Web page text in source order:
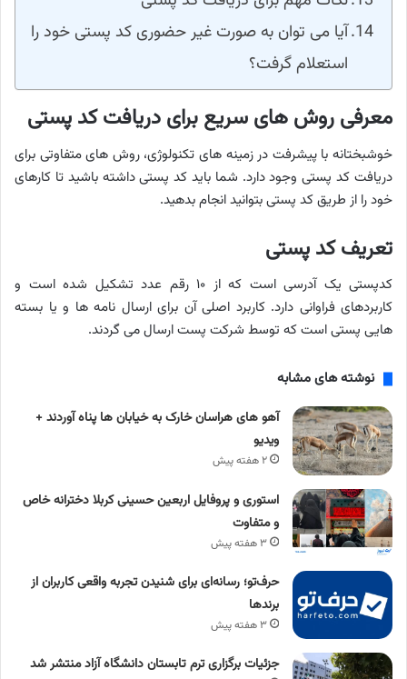
آیا می توان به صورت غیر حضوری کد پستی خود را
استعلام گرفت؟
معرفی روش های سریع برای دریافت کد پستی
خوشبختانه با پیشرفت در زمینه های تکنولوژی، روش های متفاوتی برای
دریافت کد پستی وجود دارد. شما باید کد پستی داشته باشید تا کارهای
خود را از طریق کد پستی بتوانید انجام بدهید.
تعریف کد پستی
کدپستی یک آدرسی است که از ۱۰ رقم عدد تشکیل شده است و
کاربردهای فراوانی دارد. کاربرد اصلی آن برای ارسال نامه ها و یا بسته
هایی پستی است که توسط شرکت پست ارسال می گردند.
نوشته های مشابه
آهو های هراسان خارک به خیابان ها پناه آوردند +
ویدیو
۲ هفته پیش
استوری و پروفایل اربعین حسینی کربلا دخترانه خاص
و متفاوت
۳ هفته پیش
حرف‌تو؛ رسانه‌ای برای شنیدن تجربه واقعی کاربران از
برندها
۳ هفته پیش
جزئیات برگزاری ترم تابستان دانشگاه آزاد منتشر شد